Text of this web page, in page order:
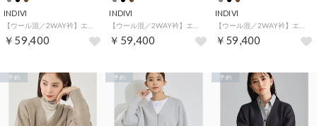
INDIVI
￥59,400
INDIVI
￥59,400
INDIVI
￥59,400
予約 予約 予約